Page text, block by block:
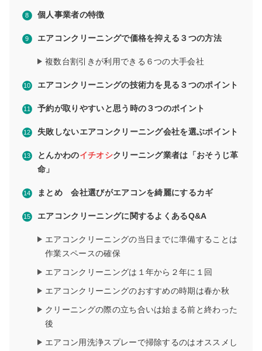
個人事業者の特徴
エアコンクリーニングで価格を抑える３つの方法
複数台割引きが利用できる６つの大手会社
エアコンクリーニングの技術力を見る３つのポイント
予約が取りやすいと思う時の３つのポイント
失敗しないエアコンクリーニング会社を選ぶポイント
とんかわのイチオシクリーニング業者は「おそうじ革
命」
まとめ 会社選びがエアコンを綺麗にするカギ
エアコンクリーニングに関するよくあるQ&A
エアコンクリーニングの当日までに準備することは
作業スペースの確保
エアコンクリーニングは１年から２年に１回
エアコンクリーニングのおすすめの時期は春か秋
クリーニングの際の立ち合いは始まる前と終わった
後
エアコン用洗浄スプレーで掃除するのはオススメし